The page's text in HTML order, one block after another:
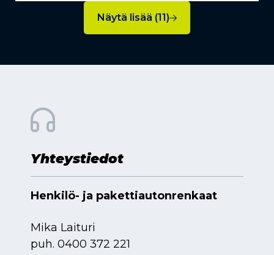
Näytä lisää (11)
Yhteystiedot
Henkilö- ja pakettiautonrenkaat
Mika Laituri
puh. 0400 372 221